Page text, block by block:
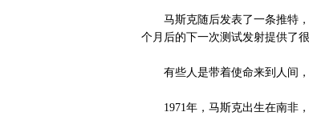
马斯克随后发表了一条推特，
个月后的下一次测试发射提供了
有些人是带着使命来到人间，
1971年，马斯克出生在南非，